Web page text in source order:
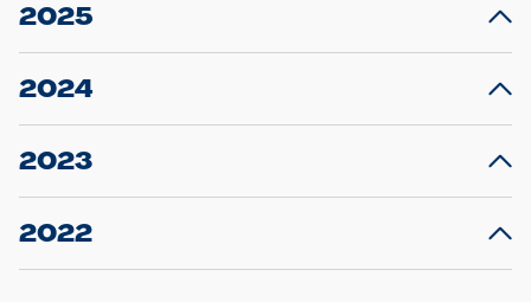
2025
23.12.2025
Projekt S5: Start der Bauarbeiten am
2024
10.12.2024
Großprojekt S5: Sperrung der Bahnstraße in
2023
20.12.2023
Schleswig-Holstein verlängert den
2022
22.12.2022